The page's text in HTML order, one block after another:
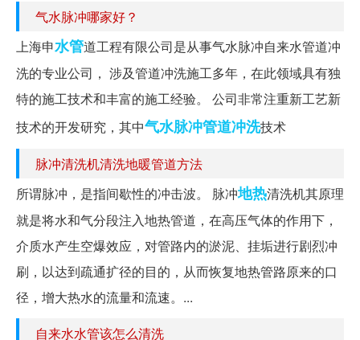
气水脉冲哪家好？
上海申水管道工程有限公司是从事气水脉冲自来水管道冲
洗的专业公司， 涉及管道冲洗施工多年，在此领域具有独
特的施工技术和丰富的施工经验。 公司非常注重新工艺新
技术的开发研究，其中气水脉冲管道冲洗技术
脉冲清洗机清洗地暖管道方法
所谓脉冲，是指间歇性的冲击波。 脉冲地热清洗机其原理
就是将水和气分段注入地热管道，在高压气体的作用下，
介质水产生空爆效应，对管路内的淤泥、挂垢进行剧烈冲
刷，以达到疏通扩径的目的，从而恢复地热管路原来的口
径，增大热水的流量和流速。...
自来水水管该怎么清洗